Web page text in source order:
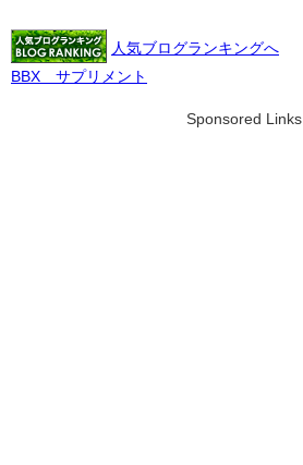
人気ブログランキングへ
BBX サプリメント
Sponsored Links